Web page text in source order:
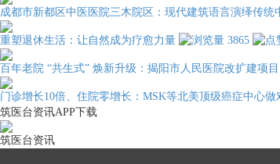
成都市新都区中医医院三木院区：现代建筑语言演绎传统
重塑退休生活：让自然成为疗愈力量 3865
百年老院 “共生式” 焕新升级：揭阳市人民医院改扩建项目
门诊增长10倍、住院零增长：MSK等北美顶级癌症中心做
筑医台资讯APP下载
筑医台资讯